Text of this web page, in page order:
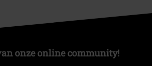
onze online community!